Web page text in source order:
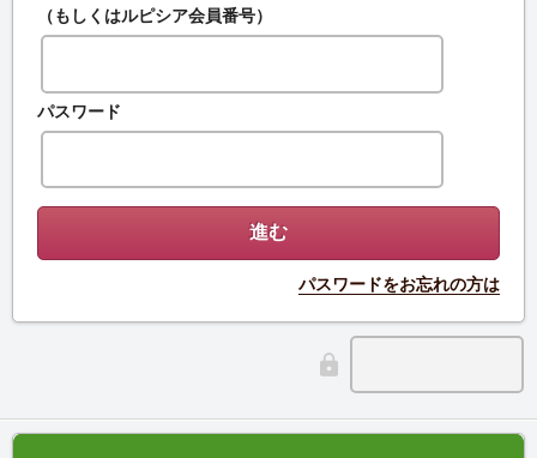
（もしくはルピシア会員番号）
パスワード
パスワードをお忘れの方は